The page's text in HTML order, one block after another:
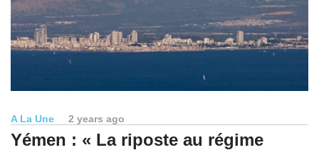
A La Une 2 years ago
Yémen : « La riposte au régime